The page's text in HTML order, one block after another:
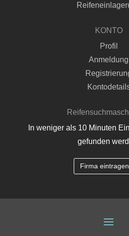
KONTO
Profil
Anmeldung
In weniger als 10 Minuten
gefunden
Firma eintragen